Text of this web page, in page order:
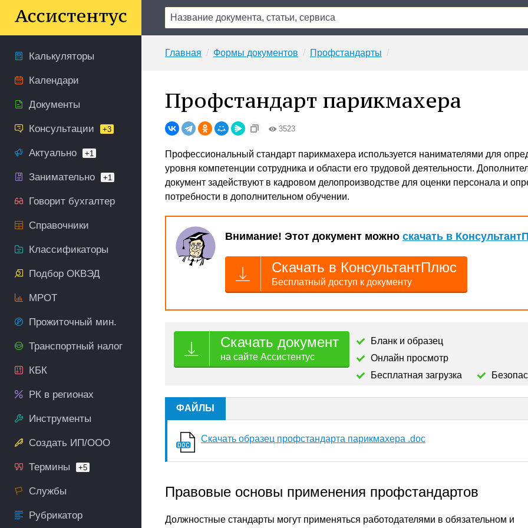
Калькуляторы
Календари
Документы
Консультации +3
Актуально +1
Занимательно +1
Говорит бухгалтер
Справочники
Классификаторы
Подбор ОКВЭД
МРОТ
Прожиточный мин.
Транспортный налог
КБК
РК в регионах
Инструменты
Создать ИП/ООО
Термины +5
Службы
Рубрикатор
Главная Формы документов Профстандарты
Профстандарт парикмахера
3523
Профессиональный стандарт парикмахера используется нанимателями для
уровня компетенции сотрудника и области его трудовой деятельности.
документ задействуют в кадровом делопроизводстве для оценки персонала и
потребности в дополнительном обучении.
Внимание! Этот документ можно скачать в
Скачать в КонсультантПлюс
Бесплатный доступ к документу
Скачать документ
на сайте Ассистентус
Бланк и образец
Онлайн просмотр
Бесплатная загрузка
ФАЙЛЫ
Скачать образец профстандарта парикмахера .doc
Правовые основы применения профстандартов
Должностные стандарты могут применяться работодателями в обязательном и